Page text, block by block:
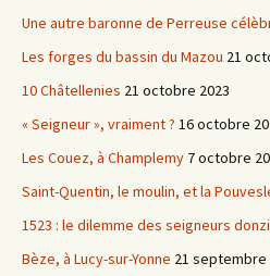
Une autre baronne de Perreuse
Les forges du bassin du Mazou 21
10 Châtellenies 21 octobre 2023
« Seigneur », vraiment ? 16 octobre
Les Couez, à Champlemy 7 octobre
Saint-Quentin, le moulin, et la
1523 : le dilemme des seigneurs
Bèze, à Lucy-sur-Yonne 21 septembre